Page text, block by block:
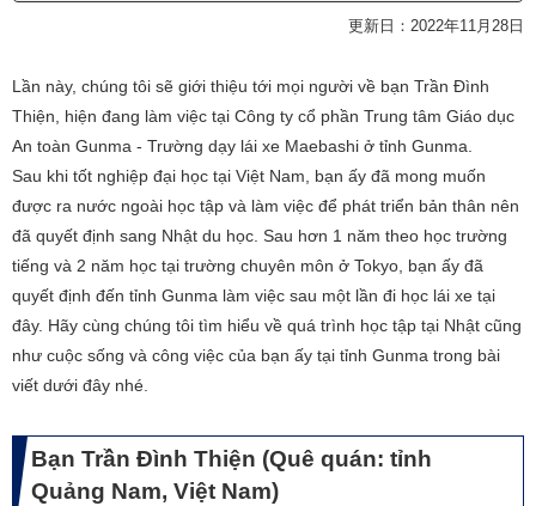
更新日：2022年11月28日
Lần này, chúng tôi sẽ giới thiệu tới mọi người về bạn Trần Đình
Thiện, hiện đang làm việc tại Công ty cổ phần Trung tâm Giáo dục
An toàn Gunma - Trường dạy lái xe Maebashi ở tỉnh Gunma.
Sau khi tốt nghiệp đại học tại Việt Nam, bạn ấy đã mong muốn
được ra nước ngoài học tập và làm việc để phát triển bản thân nên
đã quyết định sang Nhật du học. Sau hơn 1 năm theo học trường
tiếng và 2 năm học tại trường chuyên môn ở Tokyo, bạn ấy đã
quyết định đến tỉnh Gunma làm việc sau một lần đi học lái xe tại
đây. Hãy cùng chúng tôi tìm hiểu về quá trình học tập tại Nhật cũng
như cuộc sống và công việc của bạn ấy tại tỉnh Gunma trong bài
viết dưới đây nhé.
Bạn Trần Đình Thiện (Quê quán: tỉnh
Quảng Nam, Việt Nam)